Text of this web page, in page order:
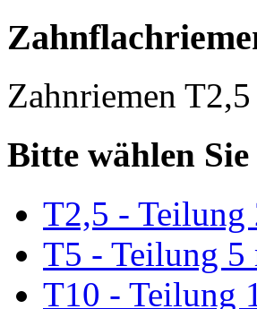
Zahnriemen
Bitte wählen Sie
T2,5 - Teilung
T5 - Teilung 5
T10 - Teilung